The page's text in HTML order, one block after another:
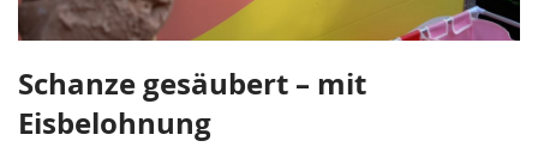
Schanze gesäubert – mit
Eisbelohnung